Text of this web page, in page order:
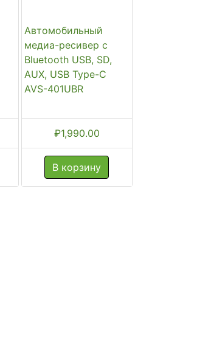
Автомобильный
медиа-ресивер с
Bluetooth USB, SD,
AUX, USB Type-C
AVS-401UBR
₽1,990.00
В корзину